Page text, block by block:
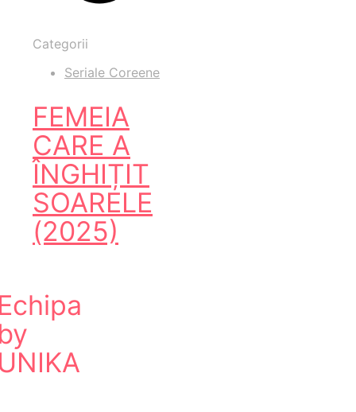
Categorii
Seriale Coreene
FEMEIA
CARE A
ÎNGHIȚIT
SOARELE
(2025)